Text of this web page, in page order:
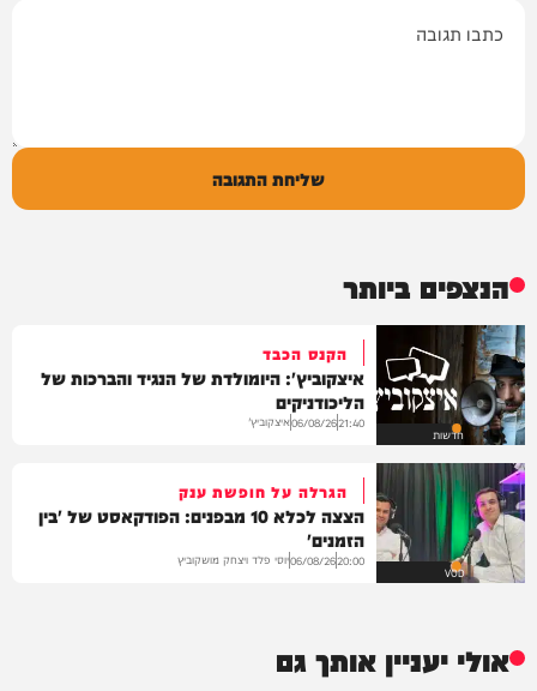
שליחת התגובה
הנצפים ביותר
חדשות
הקנס הכבד
איצקוביץ': היומולדת של הנגיד והברכות של
הליכודניקים
21:40
06/08/26איצקוביץ'
VOD
הגרלה על חופשת ענק
הצצה לכלא 10 מבפנים: הפודקאסט של 'בין
הזמנים'
20:00
06/08/26יוסי פלד ויצחק מושקוביץ
אולי יעניין אותך גם